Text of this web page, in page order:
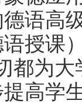
语高
授课
都为
高学